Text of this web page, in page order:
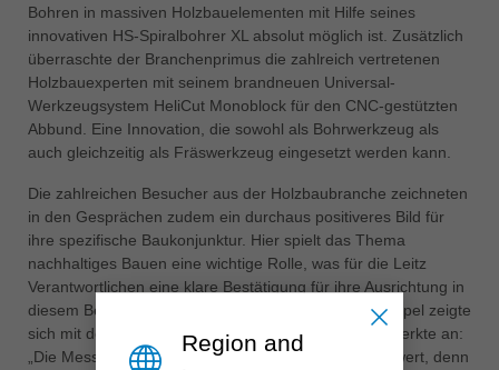
yкраїнська
Bohren in massiven Holzbauelementen mit Hilfe seines
innovativen HS-Spiralbohrer XL absolut möglich ist. Zusätzlich
überraschte der Branchenprimus die zahlreich vertretenen
Holzbauexperten mit seinem brandneuen Universal-
Werkzeugsystem HeliCut Monoblock für den CNC-gestützten
Abbund. Eine Innovation, die sowohl als Bohrwerkzeug als
auch gleichzeitig als Fräswerkzeug eingesetzt werden kann.
Die zahlreichen Besucher aus der Holzbaubranche zeichneten
in den Gesprächen zudem ein durchaus positiveres Bild für
ihre spezifische Baukonjunktur. Hier spielt das Thema
nachhaltiges Bauen eine wichtige Rolle, was für die Leitz
Verantwortlichen eine klare Bestätigung für ihre Ausrichtung in
diesem Bereich ist. Leitz Geschäftsführer Jürgen Köppel zeigte
sich mit dem Messeverlauf mehr als zufrieden und merkte an:
„Die Messe Holz-Handwerk ist immer einen Besuch wert, denn
Region and